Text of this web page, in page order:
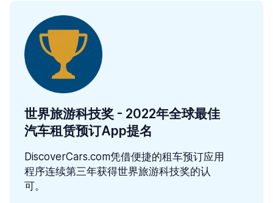
世界旅游科技奖 - 2022年全球最佳
汽车租赁预订App提名
DiscoverCars.com凭借便捷的租车预订应用
程序连续第三年获得世界旅游科技奖的认
可。